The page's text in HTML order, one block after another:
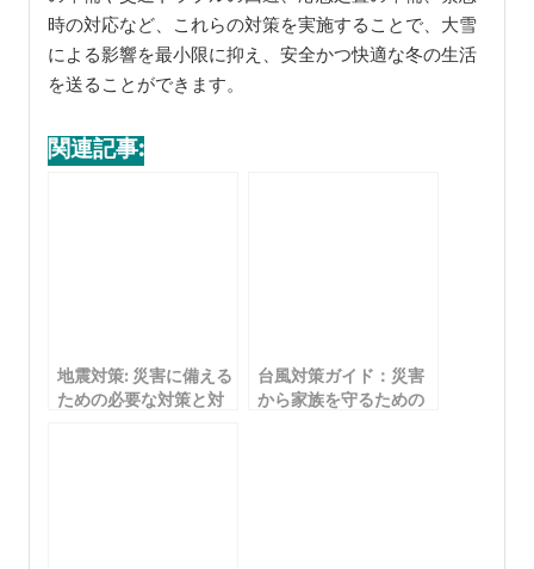
時の対応など、これらの対策を実施することで、大雪
による影響を最小限に抑え、安全かつ快適な冬の生活
を送ることができます。
関連記事:
地震対策: 災害に備える
ための必要な対策と対
台風対策ガイド：災害
から家族を守るための